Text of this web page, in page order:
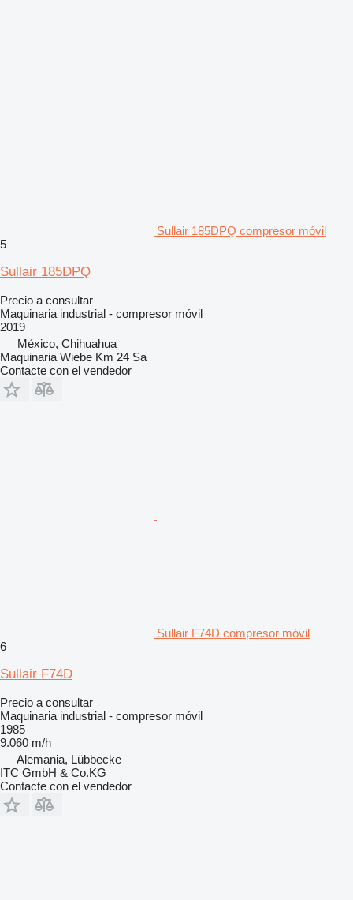
Sullair 185DPQ compresor móvil
5
Sullair 185DPQ
Precio a consultar
Maquinaria industrial - compresor móvil
2019
México, Chihuahua
Maquinaria Wiebe Km 24 Sa
Contacte con el vendedor
Sullair F74D compresor móvil
6
Sullair F74D
Precio a consultar
Maquinaria industrial - compresor móvil
1985
9.060 m/h
Alemania, Lübbecke
ITC GmbH & Co.KG
Contacte con el vendedor